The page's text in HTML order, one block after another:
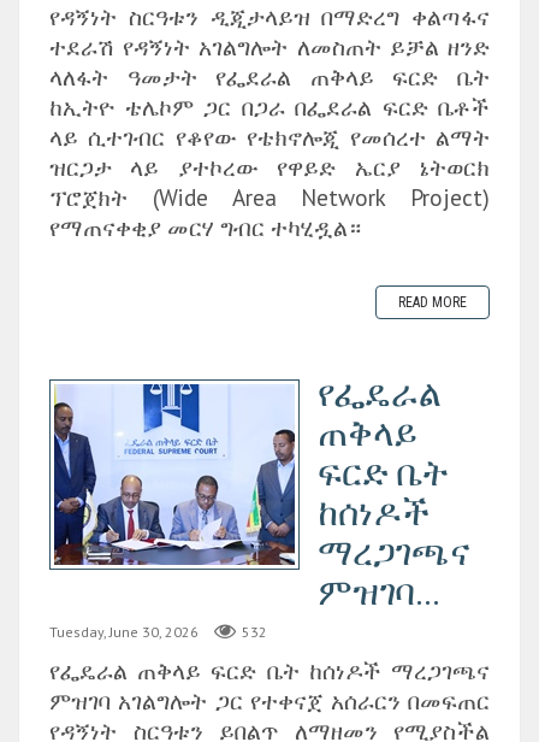
የዳኝነት ስርዓቱን ዲጂታላይዝ በማድረግ ቀልጣፋና
ተደራሽ የዳኝነት አገልግሎት ለመስጠት ይቻል ዘንድ
ላለፋት ዓመታት የፌደራል ጠቅላይ ፍርድ ቤት
ከኢትዮ ቴሌኮም ጋር በጋራ በፌደራል ፍርድ ቤቶች
ላይ ሲተገብር የቆየው የቴክኖሎጂ የመሰረተ ልማት
ዝርጋታ ላይ ያተኮረው የዋይድ ኤርያ ኔትወርክ
ፕሮጀክት (Wide Area Network Project)
የማጠናቀቂያ መርሃ ግብር ተካሂዷል።
READ MORE
የፌዴራል
ጠቅላይ
ፍርድ ቤት
ከሰነዶች
ማረጋገጫና
ምዝገባ...
Tuesday, June 30, 2026 532
‎የፌዴራል ጠቅላይ ፍርድ ቤት ከሰነዶች ማረጋገጫና
ምዝገባ አገልግሎት ጋር የተቀናጀ አሰራርን በመፍጠር
የዳኝነት ስርዓቱን ይበልጥ ለማዘመን የሚያስችል